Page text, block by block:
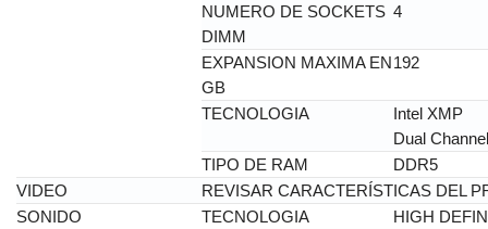
NUMERO DE SOCKETS
DIMM
4
EXPANSION MAXIMA EN
GB
192
TECNOLOGIA
Intel XMP
Dual Channel
TIPO DE RAM
DDR5
VIDEO
REVISAR CARACTERÍSTICAS DEL
SONIDO
TECNOLOGIA
HIGH